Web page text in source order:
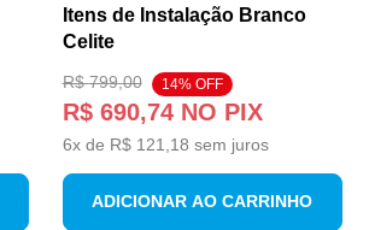
Itens de Instalação Branco
Celite
R$ 799,00 14% OFF
R$ 690,74NO PIX
6x de R$ 121 18 sem juros
ADICIONAR AO CARRINHO